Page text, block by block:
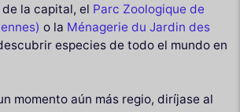
la capital, el Parc Zoologique de
o la Ménagerie du Jardin des
especies de todo el mundo en
momento aún más regio, diríjase al